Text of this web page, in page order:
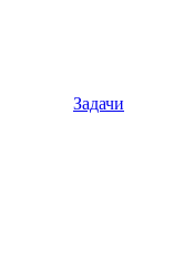
Задачи